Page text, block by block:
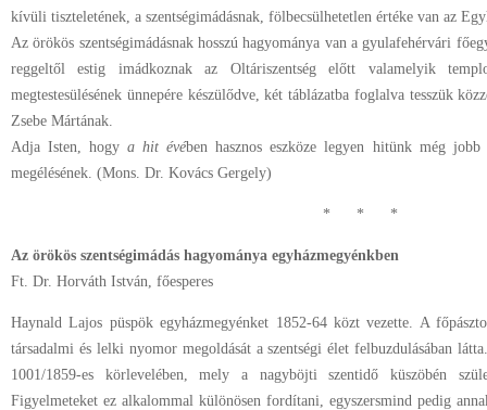
kívüli tiszteletének, a szentségimádásnak, fölbecsülhetetlen értéke van az
Az örökös szentségimádásnak hosszú hagyománya van a gyulafehérvári
reggeltől estig imádkoznak az Oltáriszentség előtt valamelyik
megtestesülésének ünnepére készülődve, két táblázatba foglalva tesszük
Zsebe Mártának.
Adja Isten, hogya hit évében hasznos eszköze legyen hitünk még jobb
megélésének. (Mons. Dr. Kovács Gergely)
* * *
Az örökös szentségimádás hagyománya egyházmegyénkben
Ft. Dr. Horváth István, főesperes
Haynald Lajos püspök egyházmegyénket 1852-64 közt vezette. A
társadalmi és lelki nyomor megoldását a szentségi élet felbuzdulásában
1001/1859-es körlevelében, mely a nagyböjti szentidő küszöbén
Figyelmeteket ez alkalommal különösen fordítani, egyszersmind pedig